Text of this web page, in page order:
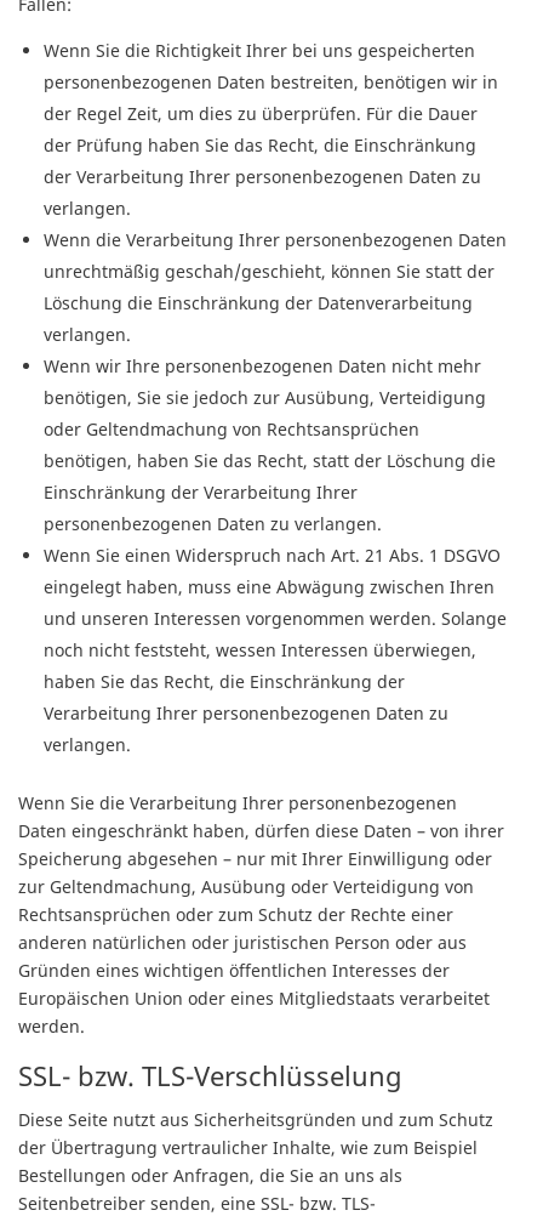
Wenn Sie die Richtigkeit Ihrer bei uns gespeicherten
personenbezogenen Daten bestreiten, benötigen wir in
der Regel Zeit, um dies zu überprüfen. Für die Dauer
der Prüfung haben Sie das Recht, die Einschränkung
der Verarbeitung Ihrer personenbezogenen Daten zu
verlangen.
Wenn die Verarbeitung Ihrer personenbezogenen Daten
unrechtmäßig geschah/geschieht, können Sie statt der
Löschung die Einschränkung der Datenverarbeitung
verlangen.
Wenn wir Ihre personenbezogenen Daten nicht mehr
benötigen, Sie sie jedoch zur Ausübung, Verteidigung
oder Geltendmachung von Rechtsansprüchen
benötigen, haben Sie das Recht, statt der Löschung die
Einschränkung der Verarbeitung Ihrer
personenbezogenen Daten zu verlangen.
Wenn Sie einen Widerspruch nach Art. 21 Abs. 1 DSGVO
eingelegt haben, muss eine Abwägung zwischen Ihren
und unseren Interessen vorgenommen werden. Solange
noch nicht feststeht, wessen Interessen überwiegen,
haben Sie das Recht, die Einschränkung der
Verarbeitung Ihrer personenbezogenen Daten zu
verlangen.
Wenn Sie die Verarbeitung Ihrer personenbezogenen
Daten eingeschränkt haben, dürfen diese Daten – von ihrer
Speicherung abgesehen – nur mit Ihrer Einwilligung oder
zur Geltendmachung, Ausübung oder Verteidigung von
Rechtsansprüchen oder zum Schutz der Rechte einer
anderen natürlichen oder juristischen Person oder aus
Gründen eines wichtigen öffentlichen Interesses der
Europäischen Union oder eines Mitgliedstaats verarbeitet
werden.
SSL- bzw. TLS-Verschlüsselung
Diese Seite nutzt aus Sicherheitsgründen und zum Schutz
der Übertragung vertraulicher Inhalte, wie zum Beispiel
Bestellungen oder Anfragen, die Sie an uns als
Seitenbetreiber senden, eine SSL- bzw. TLS-